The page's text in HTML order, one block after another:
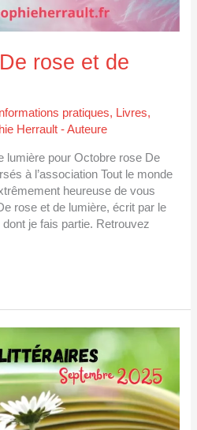
rose et de
Informations pratiques, Livres,
Herrault - Auteure
lumière pour Octobre rose De
à l’association Tout le monde
heureuse de vous
rose et de lumière, écrit par le
je fais partie. Retrouvez